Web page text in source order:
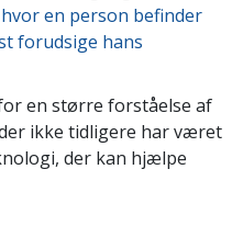
hvor en person befinder
forudsige hans
en større forståelse af
ikke tidligere har været
der kan hjælpe